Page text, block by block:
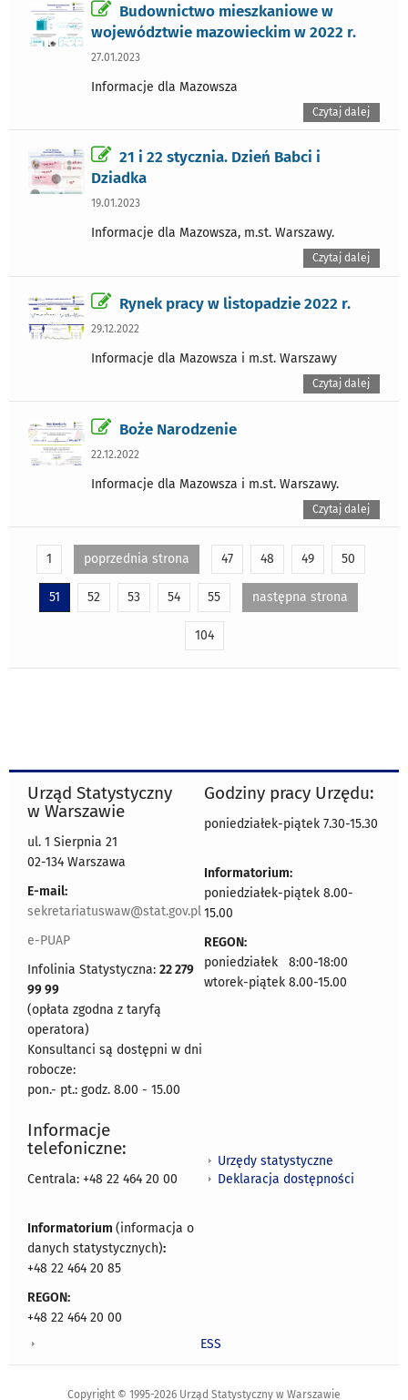
Budownictwo mieszkaniowe w
województwie mazowieckim w 2022 r.
27.01.2023
Informacje dla Mazowsza
Czytaj dalej
21 i 22 stycznia. Dzień Babci i
Dziadka
19.01.2023
Informacje dla Mazowsza, m.st. Warszawy.
Czytaj dalej
Rynek pracy w listopadzie 2022 r.
29.12.2022
Informacje dla Mazowsza i m.st. Warszawy
Czytaj dalej
Boże Narodzenie
22.12.2022
Informacje dla Mazowsza i m.st. Warszawy.
Czytaj dalej
1 poprzednia strona 47 48 49 50
51 52 53 54 55 następna strona
104
Urząd Statystyczny
w Warszawie
ul. 1 Sierpnia 21
02-134 Warszawa
E-mail:
sekretariatuswaw@stat.gov.pl
e-PUAP
Infolinia Statystyczna: 22 279
99 99
(opłata zgodna z taryfą
operatora)
Konsultanci są dostępni w dni
robocze:
pon.- pt.: godz. 8.00 - 15.00
Godziny pracy Urzędu:
poniedziałek-piątek 7.30-15.30
Informatorium:
poniedziałek-piątek 8.00-
15.00
REGON:
poniedziałek 8:00-18:00
wtorek-piątek 8.00-15.00
Informacje
telefoniczne:
Centrala: +48 22 464 20 00
Informatorium (informacja o
danych statystycznych):
+48 22 464 20 85
REGON:
+48 22 464 20 00
Urzędy statystyczne
Deklaracja dostępności
ESS
Copyright © 1995-2026 Urząd Statystyczny w Warszawie